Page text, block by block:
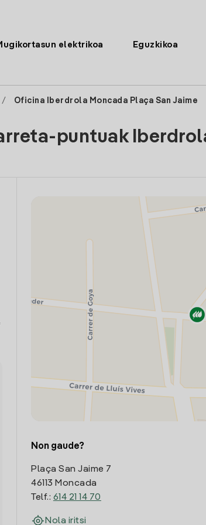
elektrikoa Eguzkikoa
/ Oficina Iberdrola Moncada Plaça San Jaime
puntuak
Non gaude?
Plaça San Jaime 7
46113 Moncada
Telf.: 614 21 14 70
Nola iritsi